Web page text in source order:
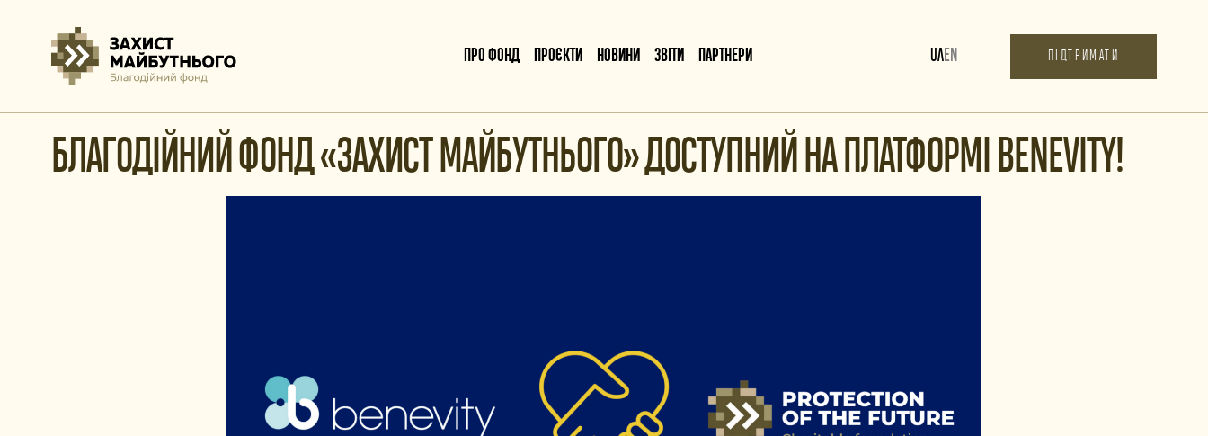
ПРО ФОНД ПРОЄКТИ НОВИНИ ЗВІТИ ПАРТНЕРИ UAEN ПІДТРИМАТИ
БЛАГОДІЙНИЙ ФОНД «ЗАХИСТ МАЙБУТНЬОГО» ДОСТУПНИЙ НА ПЛАТФОРМІ BENEVITY!